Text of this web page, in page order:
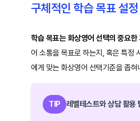
구체적인 학습 목표 설정
학습 목표는 화상영어 선택의 중요한
어 소통을 목표로 하는지, 혹은 특정
에게 맞는 화상영어 선택기준을 좁
TIP 레벨테스트와 상담 활용